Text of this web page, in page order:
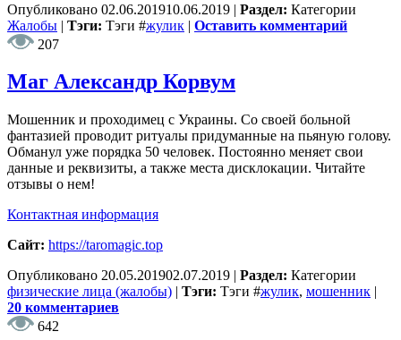
Опубликовано 02.06.201910.06.2019 | Раздел: Категории
Жалобы | Тэги: Тэги #жулик | Оставить комментарий
207
Маг Александр Корвум
Мошенник и проходимец с Украины. Со своей больной
фантазией проводит ритуалы придуманные на пьяную голову.
Обманул уже порядка 50 человек. Постоянно меняет свои
данные и реквизиты, а также места дисклокации. Читайте
отзывы о нем!
Контактная информация
Сайт: https://taromagic.top
Опубликовано 20.05.201902.07.2019 | Раздел: Категории
физические лица (жалобы) | Тэги: Тэги #жулик, мошенник |
20 комментариев
642